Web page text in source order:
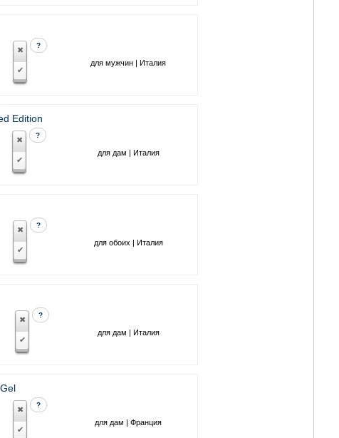
?
для мужчин | Италия
Edition
?
для дам | Италия
?
для обоих | Италия
?
для дам | Италия
?
для дам | Франция